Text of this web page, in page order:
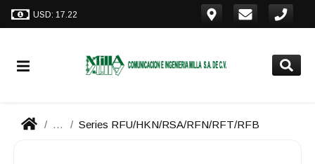
USD: 17.22
... Series RFU/HKN/RSA/RFN/RFT/RFB